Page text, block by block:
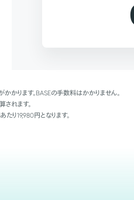
かります。BASEの手数料はかかりません。
れます。
り19,980円となります。